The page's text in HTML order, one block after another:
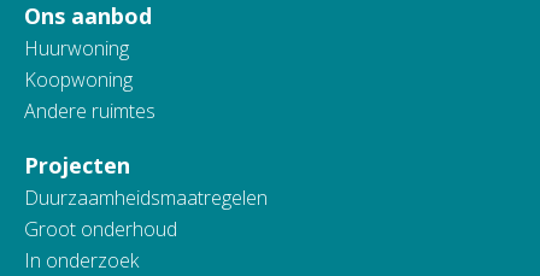
Ons aanbod
Huurwoning
Koopwoning
Andere ruimtes
Projecten
Duurzaamheidsmaatregelen
Groot onderhoud
In onderzoek